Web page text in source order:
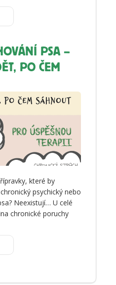
PSA –
PO ČEM
které by
psychický nebo
Neexistují… U celé
chronické poruchy